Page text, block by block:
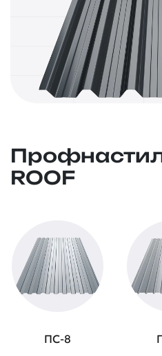
Профнастил
ROOF
ПС-8